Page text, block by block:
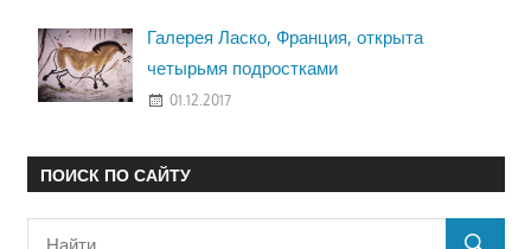
Галерея Ласко, Франция, открыта
четырьмя подростками
01.12.2017
ПОИСК ПО САЙТУ